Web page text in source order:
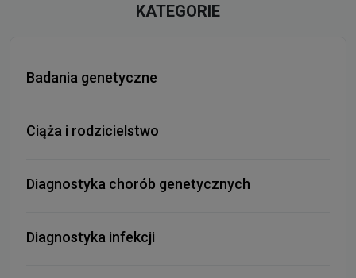
KATEGORIE
Badania genetyczne
Ciąża i rodzicielstwo
Diagnostyka chorób genetycznych
Diagnostyka infekcji